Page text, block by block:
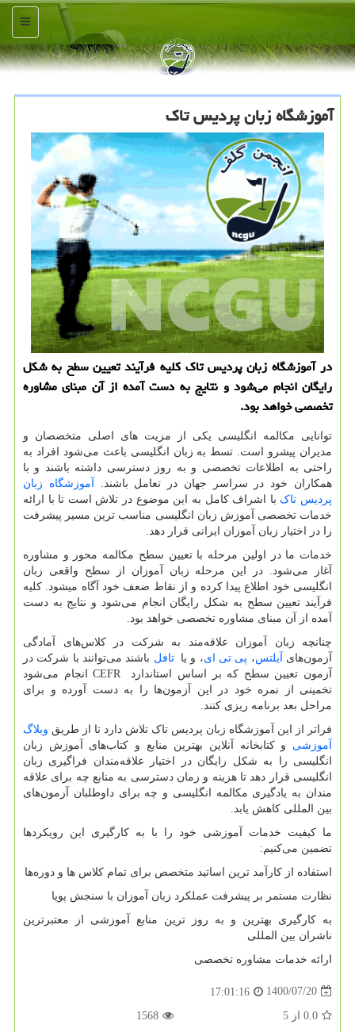
منو
آموزشگاه زبان پردیس تاک
در آموزشگاه زبان پردیس تاک کلیه فرآیند تعیین سطح به شکل
رایگان انجام می‌شود و نتایج به دست آمده از آن مبنای مشاوره
تخصصی خواهد بود.
توانایی مکالمه انگلیسی یکی از مزیت های اصلی متخصصان و
مدیران پیشرو است. تسط به زبان انگلیسی باعث می‌شود افراد به
راحتی به اطلاعات تخصصی و به روز دسترسی داشته باشند و با
همکاران خود در سراسر جهان در تعامل باشند.
آموزشگاه زبان
پردیس تاک با اشراف کامل به این موضوع در تلاش است تا با ارائه
خدمات تخصصی آموزش زبان انگلیسی مناسب ترین مسیر پیشرفت
را در اختیار زبان آموزان ایرانی قرار دهد.
خدمات ما در اولین مرحله با تعیین سطح مکالمه محور و مشاوره
آغاز می‌شود. در این مرحله زبان آموزان از سطح واقعی زبان
انگلیسی خود اطلاع پیدا کرده و از نقاط ضعف خود آگاه میشود. کلیه
فرآیند تعیین سطح به شکل رایگان انجام می‌شود و نتایج به دست
آمده از آن مبنای مشاوره تخصصی خواهد بود.
چنانچه زبان آموزان علاقه‌مند به شرکت در کلاس‌های آمادگی
آزمون‌های
آیلتس، پی تی ای، و یا تافل باشند می‌توانند با شرکت در
آزمون تعیین سطح که بر اساس استاندارد
CEFRانجام می‌شود
تخمینی از نمره خود در این آزمون‌ها را به دست آورده و برای
مراحل بعد برنامه ریزی کنند.
فراتر از این آموزشگاه زبان پردیس تاک تلاش دارد تا از طریق وبلاگ
آموزشی و کتابخانه آنلاین بهترین منابع و کتاب‌های آموزش زبان
انگلیسی را به شکل رایگان در اختیار علاقه‌مندان فراگیری زبان
انگلیسی قرار دهد تا هزینه و زمان دسترسی به منابع چه برای علاقه
مندان به یادگیری مکالمه انگلیسی و چه برای داوطلبان آزمون‌های
بین المللی کاهش یابد.
ما کیفیت خدمات آموزشی خود را با به کارگیری این رویکردها
تضمین می‌کنیم:
استفاده از کارآمد ترین اساتید متخصص برای تمام کلاس ها و دوره‌ها
نظارت مستمر بر پیشرفت عملکرد زبان آموزان با سنجش پویا
به کارگیری بهترین و به روز ترین منابع آموزشی از معتبرترین
ناشران بین المللی
ارائه خدمات مشاوره تخصصی
1400/07/20
17:01:16
0.0 از 5
1568